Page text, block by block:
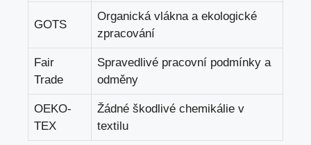
GOTS
Organická vlákna a ekologické
zpracování
Fair
Trade
Spravedlivé pracovní podmínky a
odměny
OEKO-
TEX
Žádné škodlivé chemikálie v
textilu